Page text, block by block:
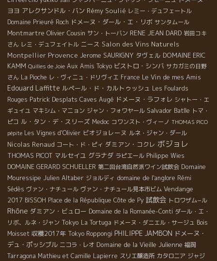
ヨヨ アレクサンドル・バン Rémy Soulié レミー・デュフェートル
Domaine Prieuré Roch ドメーヌ・ダール・エ・リボ サンタムール
Montmartre Olivier Cousin サン・トーバン RENE JEAN DARD 岩田コキ
さん レミ・デュフェイトル ニース Salon des Vins Naturels
Montpellier Provence Jerome SAURIGNY タヴェル DOMAINE ERIC
KAMM Quilles de Joie Aux Amis Tokyo ビストロ・シンバ サカガミの日野
さん La Pioche レ・ヴィニュ・ドリヴィエ France Le Vin de mes Amis
Edouard Laffitte ルペール・ド・カルトゥッシュ Les Foulards
Rouges Patrick Desplats Caves Augé ドメーヌ・ラフォレ シャトー・エ
ギュイユ マキシム・マニョン ジャン・フォワヤール Salvador Batlle トマ・
ピコ ル・タン・デ・スリーズ Medoc コワンスト・ヴィーノ THOMAS PICO
pépite Les Vignes d'Olivier ビオジョレーヌ ルネ・ジャン・ダール
Nicolas Renaud コート・ド・ピィ ダミアン・コクレ ボジョレ
THOMAS PICOT マルセイユ グラナダ ラピエール Philippe Wies
DOMAINE GERARD SCHUELLER 第二回台湾自然派ワイン試飲会 Domaine
Mouressipe Julien Altaber ジョルディ domaine de l'anglore Rémi
Sédès ヴァン・ナチュール ヴァン・ナチュール見本市ビム Vendange
2017 BISSOH Place de la République Côte de Py 試飲会 トロワザム−ル
Rhône ダミアン・ビュロー Domaine de la Romanée-Conti ダール・エ・
リボ、ルネ・ジャン Tokyo La Tortuga ドメーヌ・ダニエル・サージュ Bois
Moisset 収穫2017年 Tokyo Roppongi PHILIPPE JAMBON ドメーヌ・
デュ・ポッシブル ニコラ・レオ Domaine de la Vieille Julienne 福岡
Tarragona Mathieu et Camille Lapierre スリエ醸造所 カタロニア ジャジ